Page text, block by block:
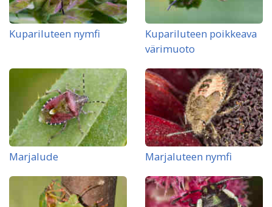
Kupariluteen nymfi
Kupariluteen poikkeava
värimuoto
Marjalude Marjaluteen nymfi